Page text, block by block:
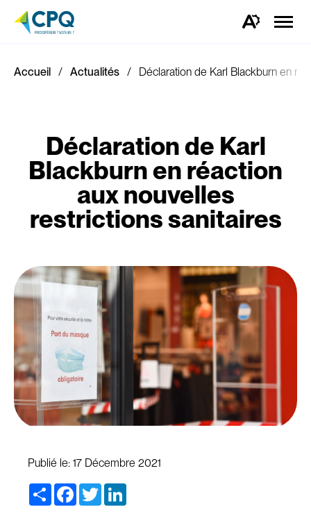
Ouvrez
d'accessibilité.
la
Accueil Actualités Déclaration de Karl Blackburn en
Déclaration de Karl
Blackburn en réaction
aux nouvelles
restrictions sanitaires
Publié le: 17 Décembre 2021
Share Facebook
Twitter